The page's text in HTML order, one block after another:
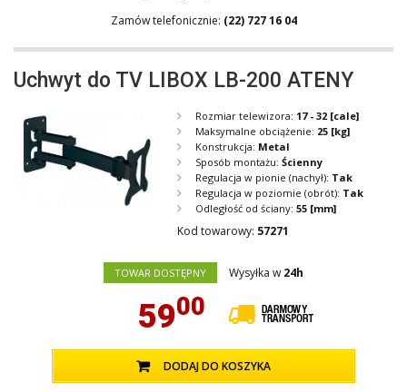
Zamów telefonicznie: (22) 727 16 04
Uchwyt do TV LIBOX LB-200 ATENY
Rozmiar telewizora: 17 - 32 [cale]
Maksymalne obciążenie: 25 [kg]
Konstrukcja: Metal
Sposób montażu: Ścienny
Regulacja w pionie (nachył): Tak
Regulacja w poziomie (obrót): Tak
Odległość od ściany: 55 [mm]
Kod towarowy: 57271
TOWAR DOSTĘPNY Wysyłka w 24h
5900
DODAJ DO KOSZYKA